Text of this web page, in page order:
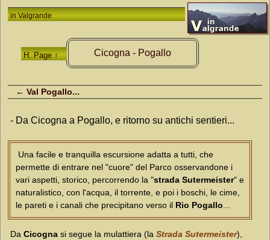
in Valgrande
H. Page ↑ Cicogna - Pogallo
← Val Pogallo...
- Da Cicogna a Pogallo, e ritorno su antichi sentieri...
Una facile e tranquilla escursione adatta a tutti, che
permette di entrare nel "cuore" del Parco osservandone i
vari aspetti, storico, percorrendo la "strada Sutermeister" e
naturalistico, con l'acqua, il torrente, e poi i boschi, le cime,
le pareti e i canali che precipitano verso il Rio Pogallo
Da Cicogna si segue la mulattiera (la Strada Sutermeister),